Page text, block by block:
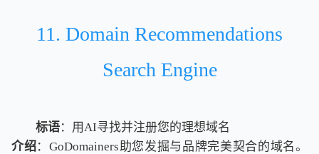
11. Domain Recommendations
Search Engine
标语：用AI寻找并注册您的理想域名
介绍：GoDomainers助您发掘与品牌完美契合的域名。